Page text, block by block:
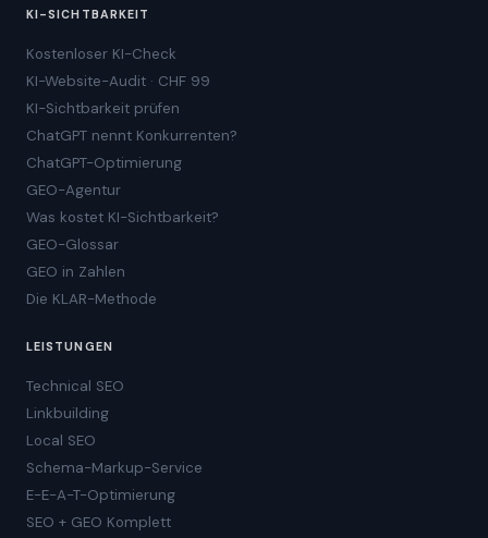
KI-SICHTBARKEIT
Kostenloser KI-Check
KI-Website-Audit · CHF 99
KI-Sichtbarkeit prüfen
ChatGPT nennt Konkurrenten?
ChatGPT-Optimierung
GEO-Agentur
Was kostet KI-Sichtbarkeit?
GEO-Glossar
GEO in Zahlen
Die KLAR-Methode
LEISTUNGEN
Technical SEO
Linkbuilding
Local SEO
Schema-Markup-Service
E-E-A-T-Optimierung
SEO + GEO Komplett